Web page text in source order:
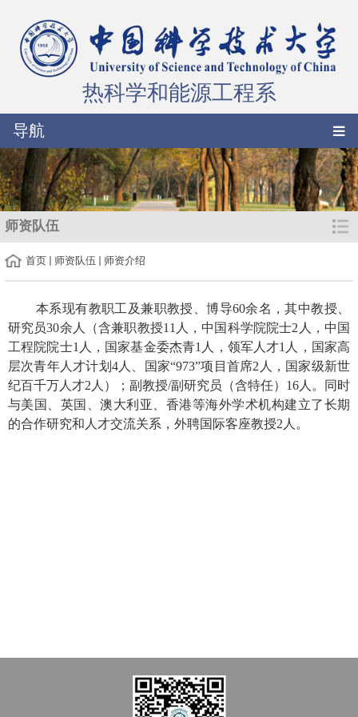
热科学和能源工程系
导航
师资队伍
首页 师资队伍 师资介绍
本系现有教职工及兼职教授、博导60余名，其中教授、
研究员30余人（含兼职教授11人，中国科学院院士2人，中国
工程院院士1人，国家基金委杰青1人，领军人才1人， 国家高
层次青年人才计划 4人、
国家“973”项目首席2人，国家级新世
纪百千万人才2人）；副教授/副研究员（含特任）16人。同时
与美国、英国、澳大利亚、香港等海外学术机构建立了长期
的合作研究和人才交流关系，外聘国际客座教授2人。